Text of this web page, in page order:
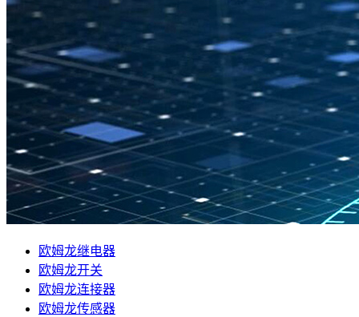
欧姆龙继电器
欧姆龙开关
欧姆龙连接器
欧姆龙传感器